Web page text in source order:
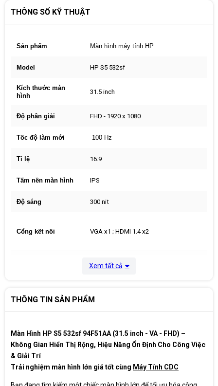
THÔNG SỐ KỸ THUẬT
Sản phẩm Màn hình máy tính HP
Model HP S5 532sf
Kích thước màn
hình
31.5 inch
Độ phân giải FHD - 1920 x 1080
Tốc độ làm mới 100 Hz
Tỉ lệ 16:9
Tấm nền màn hình IPS
Độ sáng 300 nit
Cổng kết nối VGA x1 ; HDMI 1.4 x2
7ms GtG
Phụ kiện Dây nguồn, cáp HDMI
Bảo hành 36 Tháng
Xuất xứ China
Xem tất cả
THÔNG TIN SẢN PHẨM
Màn Hình HP S5 532sf 94F51AA (31.5 inch - VA - FHD) –
Không Gian Hiển Thị Rộng, Hiệu Năng Ổn Định Cho Công Việc
& Giải Trí
Trải nghiệm màn hình lớn giá tốt cùng Máy Tính CDC